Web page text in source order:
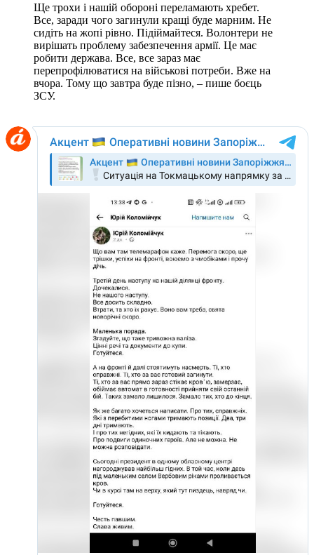
Ще трохи і нашій обороні переламають хребет.
Все, заради чого загинули кращі буде марним. Не
сидіть на жопі рівно. Підіймайтеся. Волонтери не
вирішать проблему забезпечення армії. Це має
робити держава. Все, все зараз має
перепрофілюватися на військові потреби. Вже на
вчора. Тому що завтра буде пізно, – пише боєць
ЗСУ.